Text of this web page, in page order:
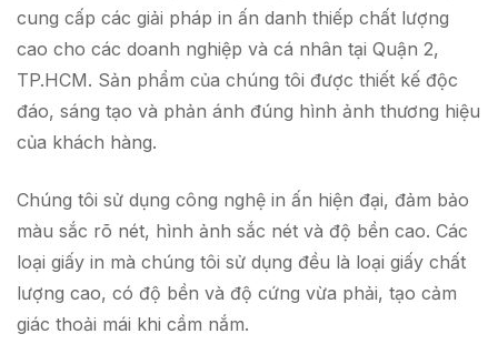
cung cấp các giải pháp in ấn danh thiếp chất lượng
cao cho các doanh nghiệp và cá nhân tại Quận 2,
TP.HCM. Sản phẩm của chúng tôi được thiết kế độc
đáo, sáng tạo và phản ánh đúng hình ảnh thương hiệu
của khách hàng.
Chúng tôi sử dụng công nghệ in ấn hiện đại, đảm bảo
màu sắc rõ nét, hình ảnh sắc nét và độ bền cao. Các
loại giấy in mà chúng tôi sử dụng đều là loại giấy chất
lượng cao, có độ bền và độ cứng vừa phải, tạo cảm
giác thoải mái khi cầm nắm.